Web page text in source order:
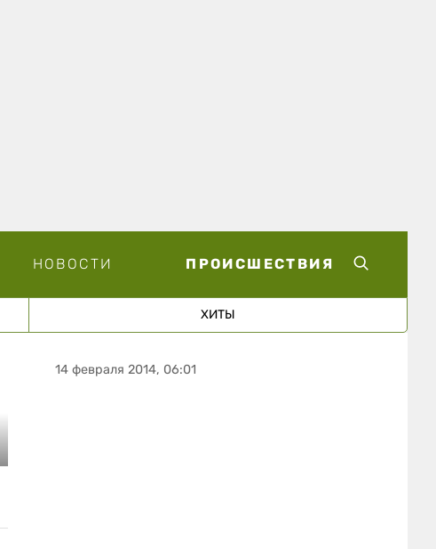
НОВОСТИ ПРОИСШЕСТВИЯ
ХИТЫ
14 февраля 2014, 06:01